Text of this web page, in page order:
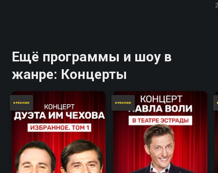
Ещё программы и шоу в
жанре: Концерты